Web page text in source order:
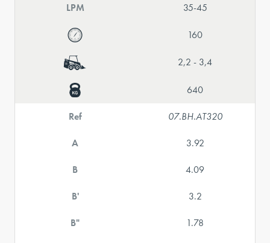
LPM 35-45
160
2,2 - 3,4
640
Ref 07.BH.AT320
A 3.92
B 4.09
B' 3.2
B" 1.78